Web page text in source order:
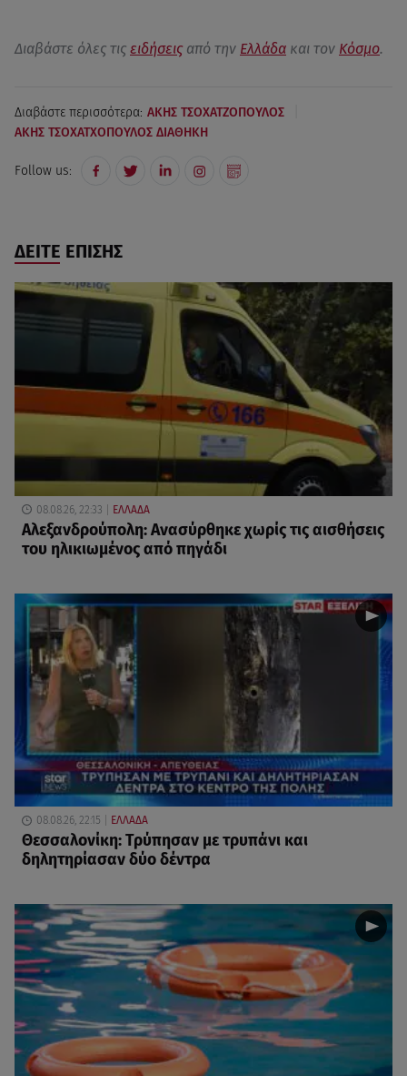
Διαβάστε όλες τις ειδήσεις από την Ελλάδα και τον Κόσμο.
Διαβάστε περισσότερα: ΑΚΗΣ ΤΣΟΧΑΤΖΟΠΟΥΛΟΣ
ΑΚΗΣ ΤΣΟΧΑΤΧΟΠΟΥΛΟΣ ΔΙΑΘΗΚΗ
Follow us:
ΔΕΙΤΕ ΕΠΙΣΗΣ
08.08.26, 22:33 ΕΛΛΑΔΑ
Αλεξανδρούπολη: Ανασύρθηκε χωρίς τις αισθήσεις
του ηλικιωμένος από πηγάδι
08.08.26, 22:15 ΕΛΛΑΔΑ
Θεσσαλονίκη: Τρύπησαν με τρυπάνι και
δηλητηρίασαν δύο δέντρα